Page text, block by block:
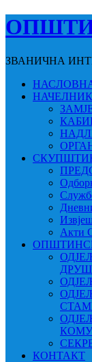
ЗВАНИЧНА
НАЧЕЛНИК
Акти
КОНТАКТ